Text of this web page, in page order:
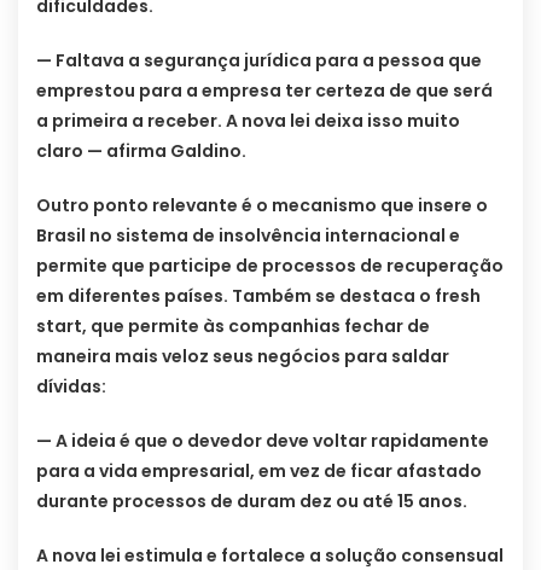
dificuldades.
— Faltava a segurança jurídica para a pessoa que
emprestou para a empresa ter certeza de que será
a primeira a receber. A nova lei deixa isso muito
claro — afirma Galdino.
Outro ponto relevante é o mecanismo que insere o
Brasil no sistema de insolvência internacional e
permite que participe de processos de recuperação
em diferentes países. Também se destaca o fresh
start, que permite às companhias fechar de
maneira mais veloz seus negócios para saldar
dívidas:
— A ideia é que o devedor deve voltar rapidamente
para a vida empresarial, em vez de ficar afastado
durante processos de duram dez ou até 15 anos.
A nova lei estimula e fortalece a solução consensual